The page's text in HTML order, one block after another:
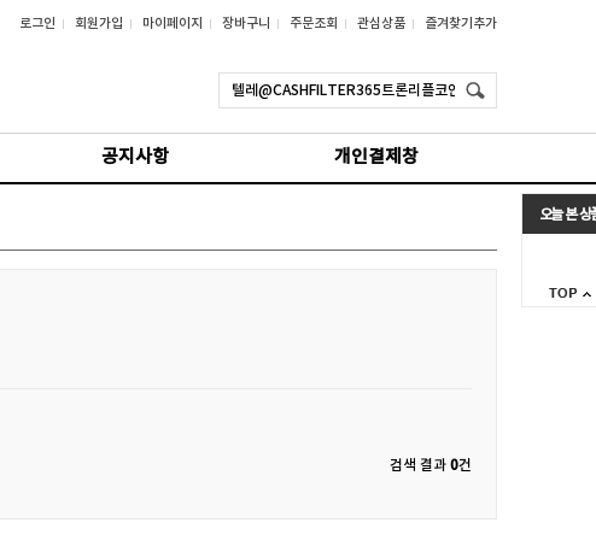
로그인 회원가입 마이페이지 장바구니 주문조회 관심상품 즐겨찾기추가
공지사항 개인결제창
검색 결과 0건
오늘 본 상